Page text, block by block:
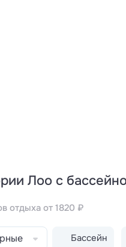
Лоо с
отдыха от 1820 ₽
Бассейн